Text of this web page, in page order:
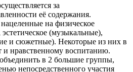
за
её содержания.
на физическое
(музыкальные),
и сюжетные). Некоторые из них в
и нравственному воспитанию.
в 2 большие группы,
непосредственного участия